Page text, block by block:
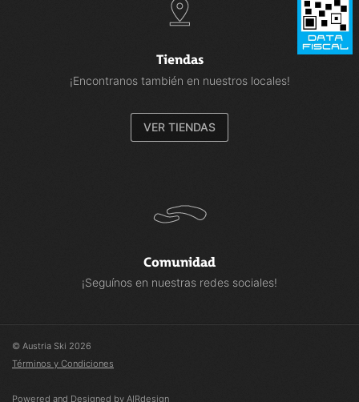
Tiendas
¡Encontranos también en nuestros locales!
VER TIENDAS
Comunidad
¡Seguínos en nuestras redes sociales!
© Austria Ski 2026
Términos y Condiciones
Powered and Designed by AIRdesign